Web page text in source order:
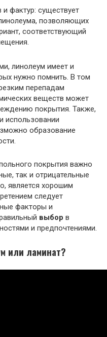
фактур: существует
позволяющих
соответствующий
линолеум имеет и
нужно помнить. В том
перепадам
веществ может
покрытия. Также,
использовании
образование
покрытия важно
так и отрицательные
является хорошим
следует
факторы и
выбор в
и предпочтениями.
или ламинат?